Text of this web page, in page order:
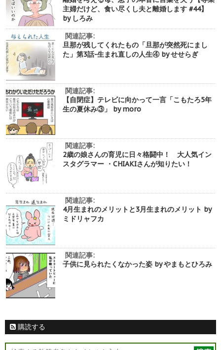
主婦だけど、食い尽くし夫と離婚します #44】
by しろみ
関連記事:
旦那が残してくれたもの「旦那が突然死にまし
た」第3話-生まれ直しの人生④ by せせらぎ
関連記事:
【自閉症】テレビに向かって一言「こもたろ5年
生の夏休み③」 by moro
関連記事:
2歳の娘さんの育児に日々格闘中！ 大人気イン
スタグラマー ・CHIAKIさんが知りたい！
関連記事:
4月生まれのメリットと3月生まれのメリット by
ミドリャフカ
関連記事:
子供に見られたくなかった姿 by やまもとひろみ
購読する